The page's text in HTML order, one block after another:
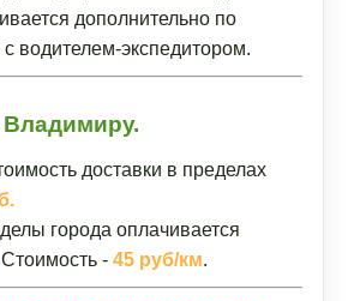
дополнительно по
водителем-экспедитором.
Владимиру.
доставки в пределах
города оплачивается
- 45 руб/км.